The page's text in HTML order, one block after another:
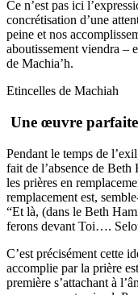
Ce n’est pas ici
concrétisation d’une
peine et nos
aboutissement viendra –
de Machia’h.
Etincelles de Machiah
Une œuvre parfaite
Pendant le temps de
fait de l’absence de Beth
les prières en
remplacement est,
“Et là, (dans le Beth
ferons devant Toi….
C’est précisément cette
accomplie par la prière
première s’attachant à